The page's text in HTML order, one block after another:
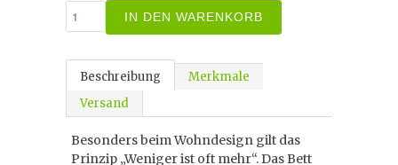
IN DEN WARENKORB
Beschreibung
Merkmale
Versand
Besonders beim Wohndesign gilt das
Prinzip „Weniger ist oft mehr“. Das Bett